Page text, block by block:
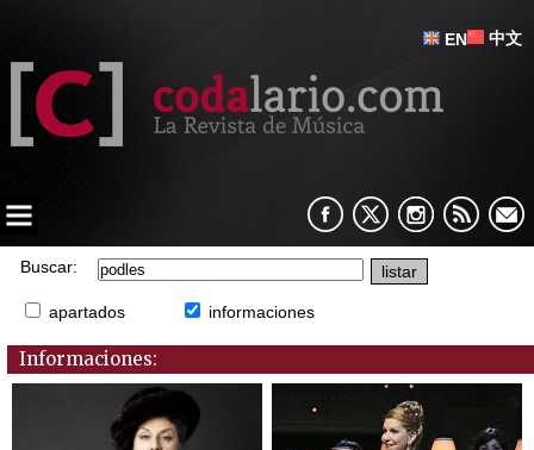
EN 中文
Buscar:
apartados informaciones
Informaciones: